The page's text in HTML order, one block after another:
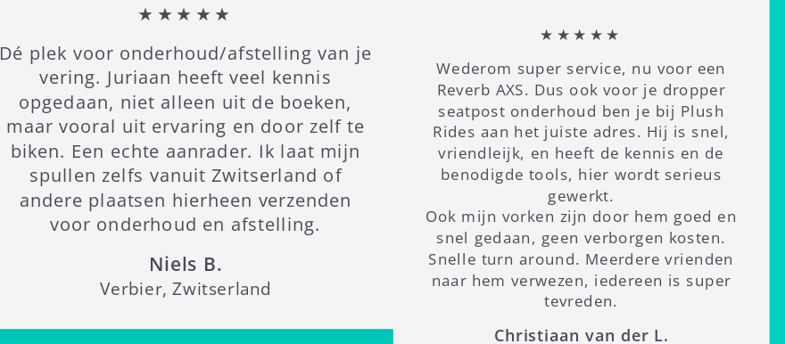
★★★★★
Dé plek voor onderhoud/afstelling van je
vering. Juriaan heeft veel kennis
opgedaan, niet alleen uit de boeken,
maar vooral uit ervaring en door zelf te
biken. Een echte aanrader. Ik laat mijn
spullen zelfs vanuit Zwitserland of
andere plaatsen hierheen verzenden
voor onderhoud en afstelling.
Niels B.
Verbier, Zwitserland
★★★★★
Wederom super service, nu voor een
Reverb AXS. Dus ook voor je dropper
seatpost onderhoud ben je bij Plush
Rides aan het juiste adres. Hij is snel,
vriendleijk, en heeft de kennis en de
benodigde tools, hier wordt serieus
gewerkt.
Ook mijn vorken zijn door hem goed en
snel gedaan, geen verborgen kosten.
Snelle turn around. Meerdere vrienden
naar hem verwezen, iedereen is super
tevreden.
Christiaan van der L.